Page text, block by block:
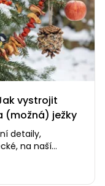
vystrojit
(možná) ježky
detaily,
na naší